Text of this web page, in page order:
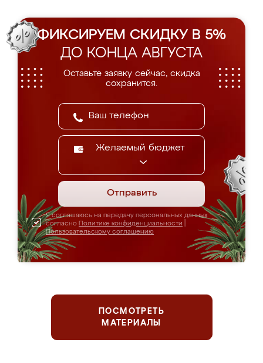
ФИКСИРУЕМ СКИДКУ В 5%
ДО КОНЦА АВГУСТА
Оставьте заявку сейчас, скидка
сохранится.
Желаемый бюджет
Отправить
Я соглашаюсь на передачу персональных данных
согласно Политике конфиденциальности
Пользовательскому соглашению
ПОСМОТРЕТЬ
МАТЕРИАЛЫ